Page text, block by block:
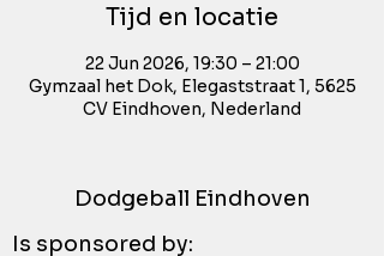
Tijd en locatie
22 Jun 2026, 19:30 – 21:00
Gymzaal het Dok, Elegaststraat 1, 5625
CV Eindhoven, Nederland
Dodgeball Eindhoven
Is sponsored by: